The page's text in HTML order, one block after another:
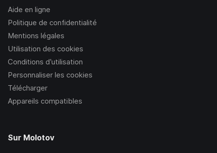
Aide en ligne
Politique de confidentialité
Mentions légales
Utilisation des cookies
Conditions d’utilisation
Personnaliser les cookies
Télécharger
Appareils compatibles
Sur Molotov